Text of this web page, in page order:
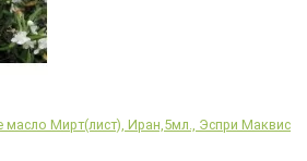
масло Мирт(лист), Иран,5мл., Эспри Маквис